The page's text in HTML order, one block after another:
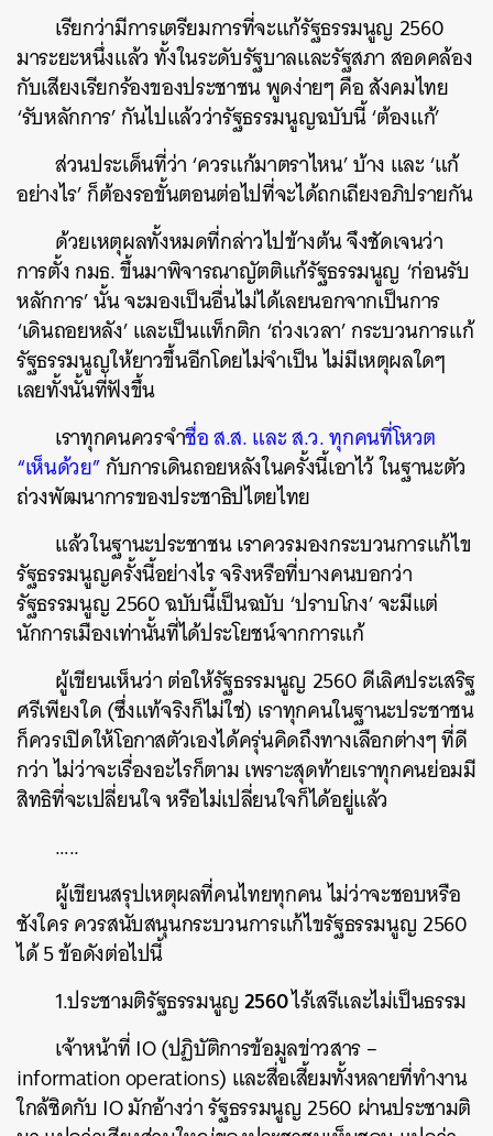
เรียกว่ามีการเตรียมการที่จะแก้รัฐธรรมนูญ 2560
มาระยะหนึ่งแล้วทั้งในระดับรัฐบาลและรัฐสภาสอดคล้อง
กับเสียงเรียกร้องของประชาชนพูดง่ายๆคือสังคมไทย
‘รับหลักการ’กันไปแล้วว่ารัฐธรรมนูญฉบับนี้‘ต้องแก้’
ส่วนประเด็นที่ว่า‘ควรแก้มาตราไหน’บ้าง และ‘แก้
อย่างไร’ก็ต้องรอขั้นตอนต่อไปที่จะได้ถกเถียงอภิปรายกัน
ด้วยเหตุผลทั้งหมดที่กล่าวไปข้างต้นจึงชัดเจนว่า
การตั้งกมธ.ขึ้นมาพิจารณาญัตติแก้รัฐธรรมนูญ ‘ก่อนรับ
หลักการ’นั้นจะมองเป็นอื่นไม่ได้เลยนอกจากเป็นการ
‘เดินถอยหลัง’และเป็นแท็กติก ‘ถ่วงเวลา’กระบวนการแก้
รัฐธรรมนูญให้ยาวขึ้นอีกโดยไม่จำเป็นไม่มีเหตุผลใดๆ
เลยทั้งนั้นที่ฟังขึ้น
เราทุกคนควรจำชื่อส.ส.และส.ว.ทุกคนที่โหวต
“เห็นด้วย”กับการเดินถอยหลังในครั้งนี้เอาไว้ในฐานะตัว
ถ่วงพัฒนาการของประชาธิปไตยไทย
แล้วในฐานะประชาชนเราควรมองกระบวนการแก้ไข
รัฐธรรมนูญครั้งนี้อย่างไรจริงหรือที่บางคนบอกว่า
รัฐธรรมนูญ 2560ฉบับนี้เป็นฉบับ ‘ปราบโกง’จะมีแต่
นักการเมืองเท่านั้นที่ได้ประโยชน์จากการแก้
ผู้เขียนเห็นว่าต่อให้รัฐธรรมนูญ 2560ดีเลิศประเสริฐ
ศรีเพียงใด(ซึ่งแท้จริงก็ไม่ใช่) เราทุกคนในฐานะประชาชน
ก็ควรเปิดให้โอกาสตัวเองได้ครุ่นคิดถึงทางเลือกต่างๆที่ดี
กว่าไม่ว่าจะเรื่องอะไรก็ตามเพราะสุดท้ายเราทุกคนย่อมมี
สิทธิที่จะเปลี่ยนใจหรือไม่เปลี่ยนใจก็ได้อยู่แล้ว
…..
ผู้เขียนสรุปเหตุผลที่คนไทยทุกคนไม่ว่าจะชอบหรือ
ชังใครควรสนับสนุนกระบวนการแก้ไขรัฐธรรมนูญ 2560
ได้5ข้อดังต่อไปนี้
1.ประชามติรัฐธรรมนูญ2560ไร้เสรีและไม่เป็นธรรม
เจ้าหน้าที่ IO (ปฏิบัติการข้อมูลข่าวสาร–
information operations) และสื่อเสี้ยมทั้งหลายที่ทำงาน
ใกล้ชิดกับ IOมักอ้างว่ารัฐธรรมนูญ 2560 ผ่านประชามติ